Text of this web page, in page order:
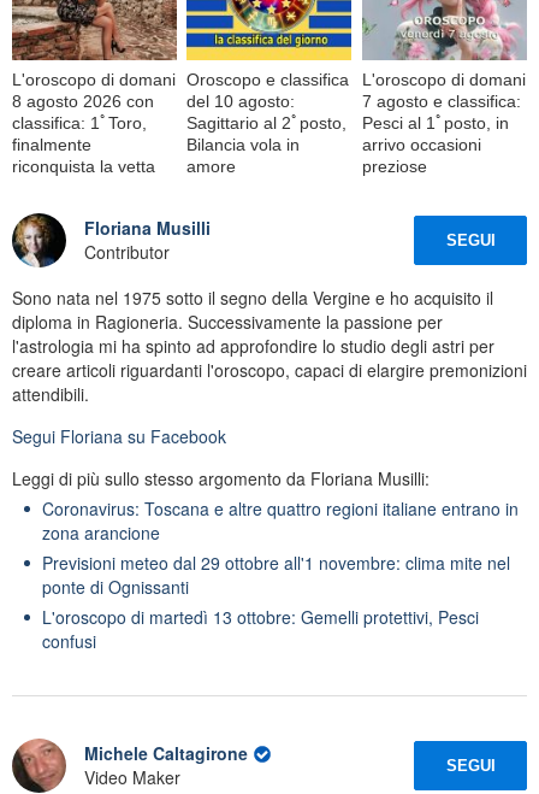
L'oroscopo di domani
8 agosto 2026 con
classifica: 1ﾟToro,
finalmente
riconquista la vetta
Oroscopo e classifica
del 10 agosto:
Sagittario al 2ﾟposto,
Bilancia vola in
amore
L'oroscopo di domani
7 agosto e classifica:
Pesci al 1ﾟposto, in
arrivo occasioni
preziose
Floriana Musilli
Contributor
SEGUI
Sono nata nel 1975 sotto il segno della Vergine e ho acquisito il
diploma in Ragioneria. Successivamente la passione per
l'astrologia mi ha spinto ad approfondire lo studio degli astri per
creare articoli riguardanti l'oroscopo, capaci di elargire premonizioni
attendibili.
Segui Floriana su Facebook
Leggi di più sullo stesso argomento da Floriana Musilli:
Coronavirus: Toscana e altre quattro regioni italiane entrano in
zona arancione
Previsioni meteo dal 29 ottobre all'1 novembre: clima mite nel
ponte di Ognissanti
L'oroscopo di martedì 13 ottobre: Gemelli protettivi, Pesci
confusi
Michele Caltagirone
Video Maker
SEGUI